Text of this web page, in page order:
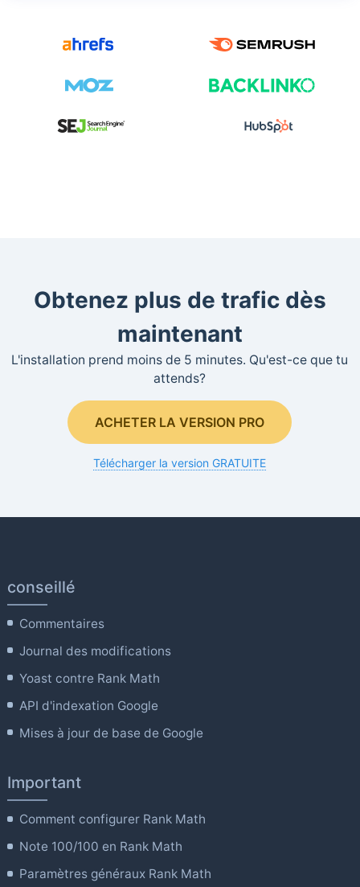
Obtenez plus de trafic dès
maintenant
L'installation prend moins de 5 minutes. Qu'est-ce que tu
attends?
ACHETER LA VERSION PRO
Télécharger la version GRATUITE
conseillé
Commentaires
Journal des modifications
Yoast contre Rank Math
API d'indexation Google
Mises à jour de base de Google
Important
Comment configurer Rank Math
Note 100/100 en Rank Math
Paramètres généraux Rank Math